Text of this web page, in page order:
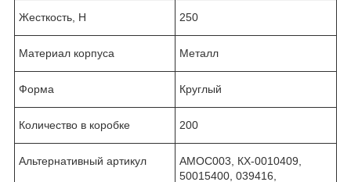
Жесткость, Н 250
Материал корпуса Металл
Форма Круглый
Количество в коробке 200
Альтернативный артикул
АМОС003, КХ-0010409,
50015400, 039416,